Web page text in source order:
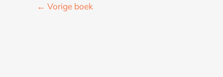
← Vorige boek